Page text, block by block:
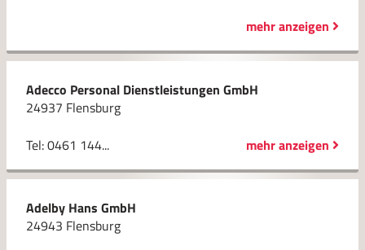
mehr anzeigen
Adecco Personal Dienstleistungen GmbH
24937 Flensburg
Tel: 0461 144...
mehr anzeigen
Adelby Hans GmbH
24943 Flensburg